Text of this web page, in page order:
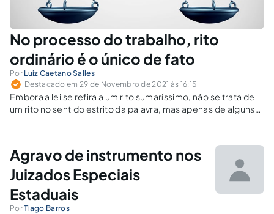
No processo do trabalho, rito
ordinário é o único de fato
Por Luiz Caetano Salles
Destacado em 29 de Novembro de 2021 às 16:15
Embora a lei se refira a um rito sumaríssimo, não se trata de
um rito no sentido estrito da palavra, mas apenas de alguns
testemunhas e da facilitação para elaboração de decisões.
Agravo de instrumento nos
Juizados Especiais
Estaduais
PorTiago Barros